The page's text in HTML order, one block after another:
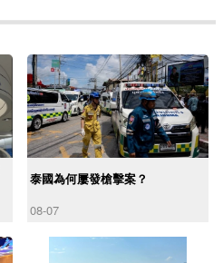
泰國為何屢發槍擊案？
08-07